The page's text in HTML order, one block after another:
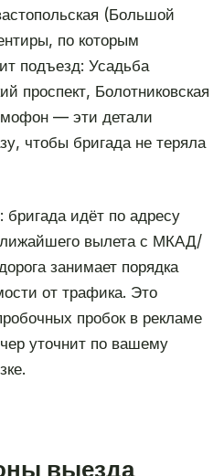
(Большой
по которым
подъезд: Усадьба
проспект, Болотниковская
— эти детали
чтобы бригада не теряла
идёт по адресу
вылета с МКАД/
занимает порядка
от трафика. Это
пробок в рекламе
уточнит по вашему
выезда